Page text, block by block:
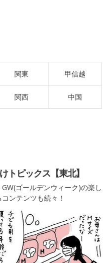
関東 甲信越
関西 中国
トピックス【東北】
ゴールデンウィーク)の楽し
ンテンツも続々！